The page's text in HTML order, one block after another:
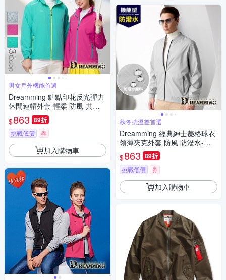
男女戶外機能首選
Dreamming 點點印花反光彈力
休閒連帽外套 輕柔 防風-共三
色
$863 89折
挑戰低價 券
加入購物車
秋冬抗溫差首選
Dreamming 經典紳士菱格球衣
領薄夾克外套 防風 防潑水-淺
灰
$863 89折
挑戰低價 券
加入購物車